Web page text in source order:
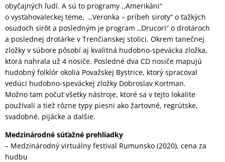
obyčajných ľudí. A sú to programy ,,Amerikáni“
o vysťahovaleckej téme, ,,Veronka – príbeh siroty“ o ťažkých
osudoch sirôt a posledným je program ,,Drucori“ o drotároch
a poslednej drotárke v Trenčianskej stolici. Okrem tanečnej
zložky v súbore pôsobí aj kvalitná hudobno-spevácka zložka,
ktorá nahrala už 4 nosiče. Posledné dva CD nosiče mapujú
hudobný folklór okolia Považskej Bystrice, ktorý spracoval
vedúci hudobno-speváckej zložky Dobroslav Kortman.
Možno tam počuť všetky nástroje, ktoré sa v tejto lokalite
používali a tiež rôzne typy piesni ako žartovné, regrútske,
svadobné, pijácke a dalšie.
Medzinárodné súťažné prehliadky
– Medzinárodný virtuálny festival Rumunsko (2020), cena za
hudbu